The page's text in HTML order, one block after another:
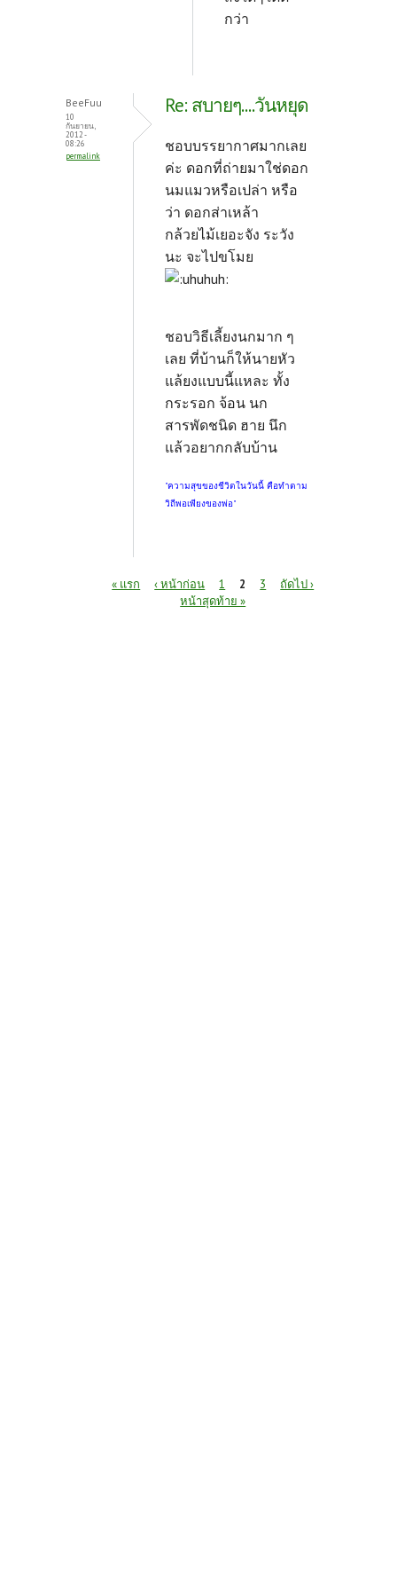
กว่า
BeeFuu
10
กันยายน,
2012 -
08:26
permalink
Re: สบายๆ....วันหยุด
ชอบบรรยากาศมากเลย
ค่ะ ดอกที่ถ่ายมาใช่ดอก
นมแมวหรือเปล่า หรือ
ว่า ดอกส่าเหล้า
กล้วยไม้เยอะจัง ระวัง
นะ จะไปขโมย
ชอบวิธีเลี้ยงนกมาก ๆ
เลย ที่บ้านก็ให้นายหัว
แล้ยงแบบนี้แหละ ทั้ง
กระรอก จ้อน นก
สารพัดชนิด ฮาย นึก
แล้วอยากกลับบ้าน
"ความสุขของชีวิตในวันนี้ คือทำตาม
วิถีพอเพียงของพ่อ"
« แรก ‹ หน้าก่อน 1 2 3
ถัดไป ›
หน้าสุดท้าย »